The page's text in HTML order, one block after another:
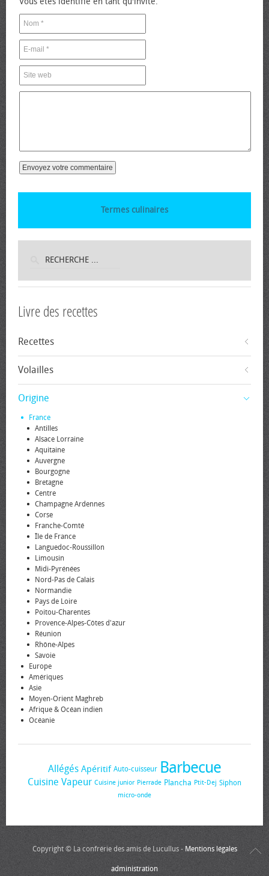
Termes culinaires
Livre des recettes
Recettes
Volailles
Origine
France
Antilles
Alsace Lorraine
Aquitaine
Auvergne
Bourgogne
Bretagne
Centre
Champagne Ardennes
Corse
Franche-Comté
Île de France
Languedoc-Roussillon
Limousin
Midi-Pyrénées
Nord-Pas de Calais
Normandie
Pays de Loire
Poitou-Charentes
Provence-Alpes-Côtes d'azur
Réunion
Rhône-Alpes
Savoie
Europe
Amériques
Asie
Moyen-Orient Maghreb
Afrique & Océan indien
Océanie
Allégés Apéritif Auto-cuisseur Barbecue
Cuisine Vapeur Cuisine junior Pierrade Plancha Ptit-Dej Siphon
micro-onde
Copyright © La confrérie des amis de Lucullus - Mentions légales
administration